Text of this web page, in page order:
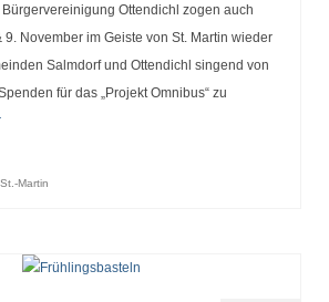
Ottendichl zogen auch
9. November im Geiste von St. Martin wieder
Salmdorf und Ottendichl singend von
für das „Projekt Omnibus“ zu
St.-Martin